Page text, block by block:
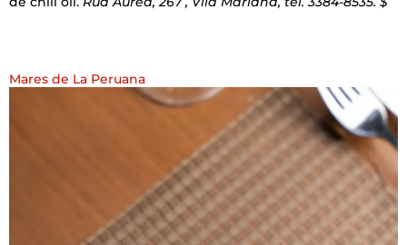
Mares de La Peruana